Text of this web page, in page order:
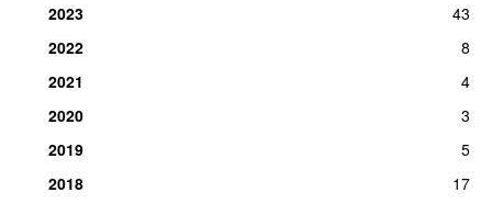
2023
43
2022
8
2021
4
2020
3
2019
5
2018
17